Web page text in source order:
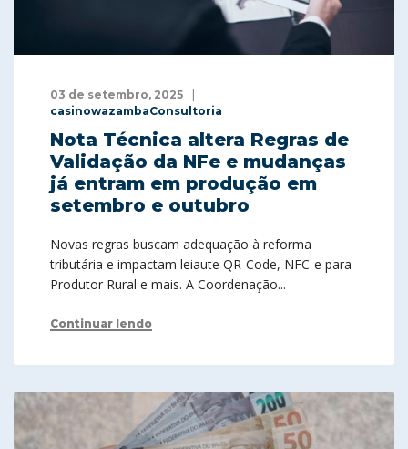
03 de setembro, 2025
casinowazambaConsultoria
Nota Técnica altera Regras de
Validação da NFe e mudanças
já entram em produção em
setembro e outubro
Novas regras buscam adequação à reforma
tributária e impactam leiaute QR-Code, NFC-e para
Produtor Rural e mais. A Coordenação...
Continuar lendo